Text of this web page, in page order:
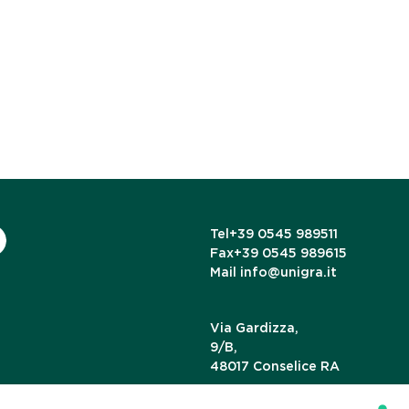
Tel +39 0545 989511
Fax+39 0545 989615
Mail info@unigra.it
Via Gardizza,
9/B,
48017 Conselice RA